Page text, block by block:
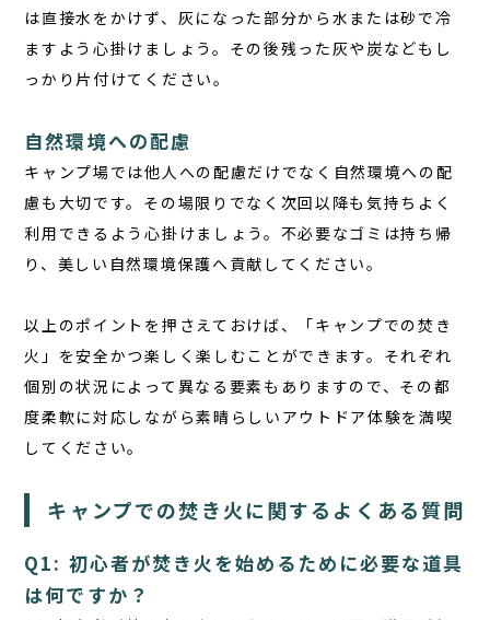
は直接水をかけず、灰になった部分から水または砂で冷
ますよう心掛けましょう。その後残った灰や炭などもし
っかり片付けてください。
自然環境への配慮
キャンプ場では他人への配慮だけでなく自然環境への配
慮も大切です。その場限りでなく次回以降も気持ちよく
利用できるよう心掛けましょう。不必要なゴミは持ち帰
り、美しい自然環境保護へ貢献してください。
以上のポイントを押さえておけば、「キャンプでの焚き
火」を安全かつ楽しく楽しむことができます。それぞれ
個別の状況によって異なる要素もありますので、その都
度柔軟に対応しながら素晴らしいアウトドア体験を満喫
してください。
キャンプでの焚き火に関するよくある質問
Q1: 初心者が焚き火を始めるために必要な道具
は何ですか？